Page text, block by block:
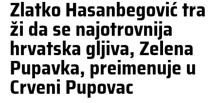
Zlatko Hasanbegović tra
ži da se najotrovnija
hrvatska gljiva, Zelena
Pupavka, preimenuje u
Crveni Pupovac